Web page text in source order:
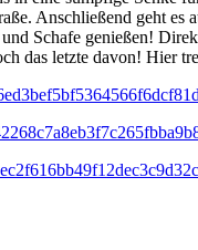
Anschließend geht
Schafe genießen!
das letzte davon! Hier